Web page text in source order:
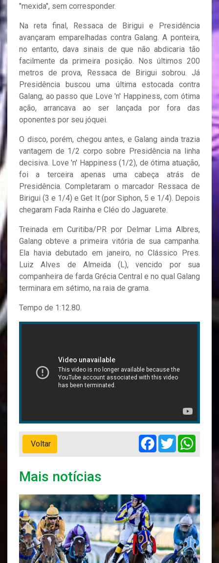
"mexida", sem corresponder.
Na reta final, Ressaca de Birigui e Presidência
avançaram emparelhadas contra Galang. A ponteira,
no entanto, dava sinais de que não abdicaria tão
facilmente da primeira posição. Nos últimos 200
metros de prova, Ressaca de Birigui sobrou. Já
Presidência buscou uma última estocada contra
Galang, ao passo que Love 'n' Happiness, com ótima
ação, arrancava ao ser lançada por fora das
oponentes por seu jóquei.
O disco, porém, chegou antes, e Galang ainda trazia
vantagem de 1/2 corpo sobre Presidência na linha
decisiva. Love 'n' Happiness (1/2), de ótima atuação,
foi a terceira apenas uma cabeça atrás de
Presidência. Completaram o marcador Ressaca de
Birigui (3 e 1/4) e Get It (por Siphon, 5 e 1/4). Depois
chegaram Fada Rainha e Cléo do Jaguarete.
Treinada em Curitiba/PR por Delmar Lima Albres,
Galang obteve a primeira vitória de sua campanha.
Ela havia debutado em janeiro, no Clássico Pres.
Luiz Alves de Almeida (L), vencido por sua
companheira de farda Grécia Central e no qual Galang
terminara em sétimo, na raia de grama.
Tempo de 1:12.80.
Voltar
Facebook
Twitter
Mais notícias